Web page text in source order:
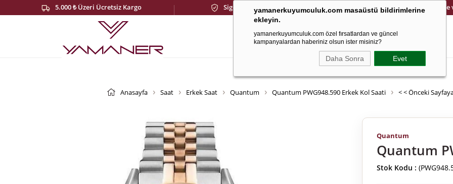
5.000 ₺ Üzeri Ücretsiz Kargo Sigortalı ve Güvenli Kargo 14 Gün İçinde Kolay İade
yamanerkuyumculuk.com masaüstü bildirimlerine
ekleyin.
yamanerkuyumculuk.com özel fırsatlardan ve güncel
kampanyalardan haberiniz olsun ister misiniz?
Daha Sonra Evet
Çocuk Ema Jewellery Cetaş Jewellery
Anasayfa Saat Erkek Saat Quantum Quantum PWG948.590 Erkek Kol Saati < < Önceki
Quantum
Quantum
Stok Kodu